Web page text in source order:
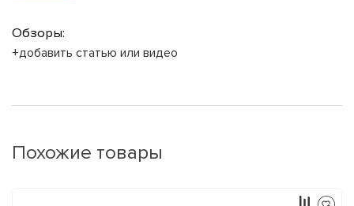
Обзоры:
+добавить статью или видео
Похожие товары